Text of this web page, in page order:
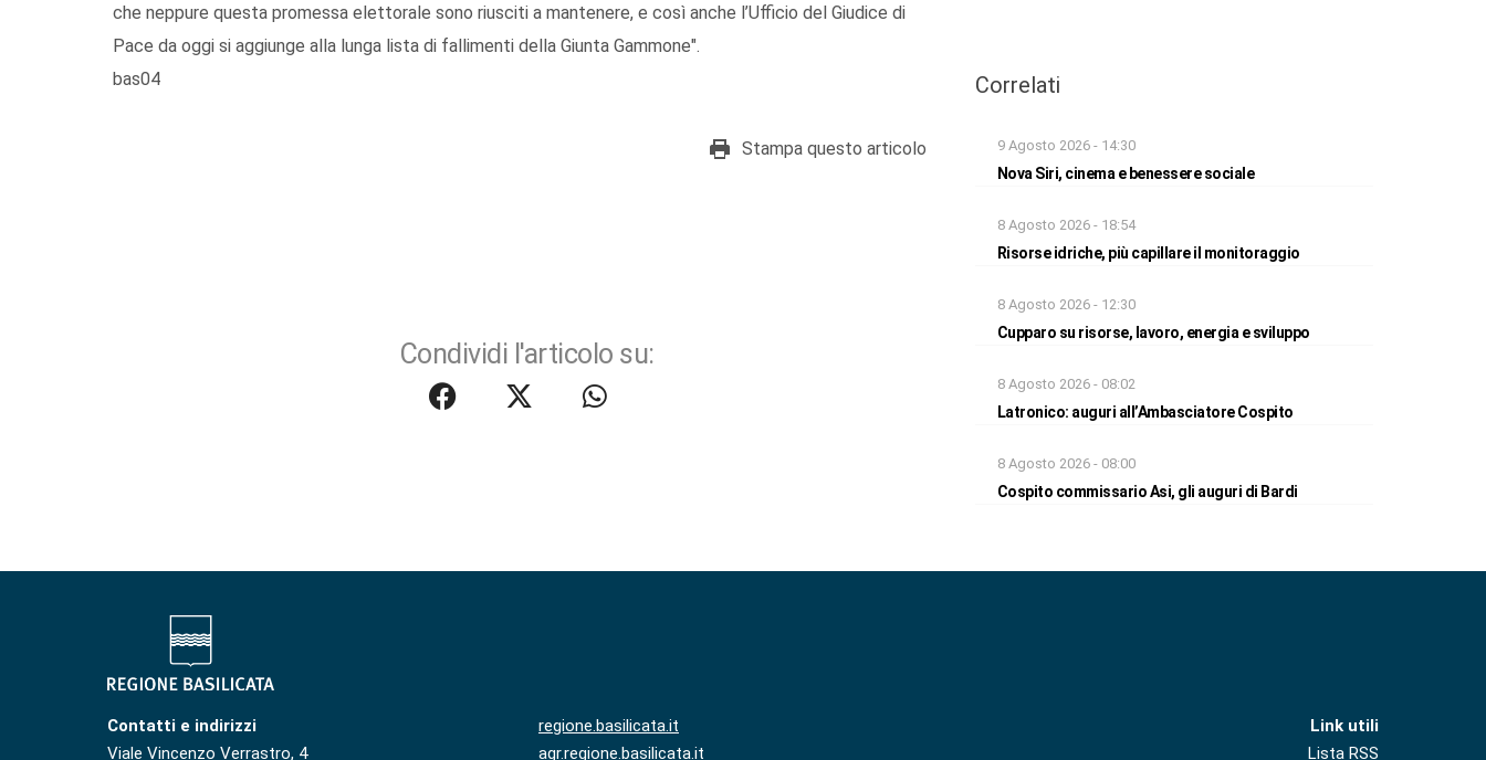
che neppure questa promessa elettorale sono riusciti a mantenere, e così anche l’Ufficio del Giudice di
Pace da oggi si aggiunge alla lunga lista di fallimenti della Giunta Gammone".
bas04
Stampa questo articolo
Condividi l'articolo su:
Correlati
9 Agosto 2026 - 14:30
Nova Siri, cinema e benessere sociale
8 Agosto 2026 - 18:54
Risorse idriche, più capillare il monitoraggio
8 Agosto 2026 - 12:30
Cupparo su risorse, lavoro, energia e sviluppo
8 Agosto 2026 - 08:02
Latronico: auguri all’Ambasciatore Cospito
8 Agosto 2026 - 08:00
Cospito commissario Asi, gli auguri di Bardi
Contatti e indirizzi
Viale Vincenzo Verrastro, 4
regione.basilicata.it
agr.regione.basilicata.it
Link utili
Lista RSS